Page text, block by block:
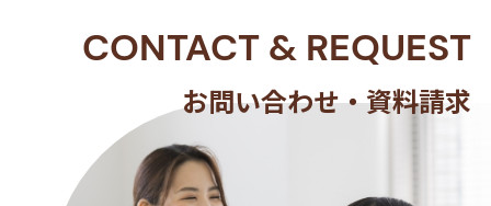
CONTACT & REQUEST
お問い合わせ・資料請求